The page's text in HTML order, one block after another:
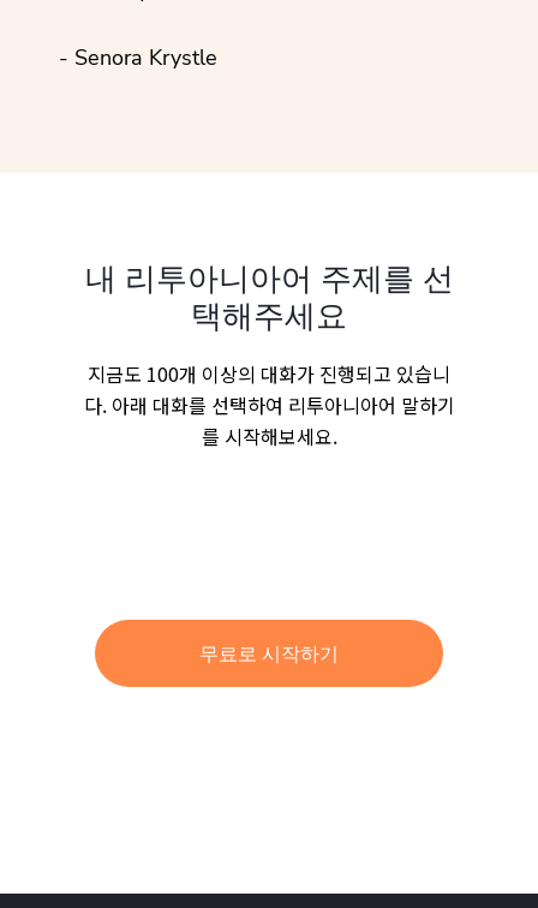
- Senora Krystle
내 리투아니아어 주제를 선
택해주세요
지금도 100개 이상의 대화가 진행되고 있습니
다. 아래 대화를 선택하여 리투아니아어 말하기
를 시작해보세요.
무료로 시작하기